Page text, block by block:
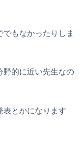
もなかったりしま
野的に近い先生なの
表とかになります